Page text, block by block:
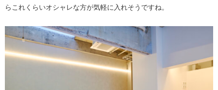
らこれくらいオシャレな方が気軽に入れそうですね。